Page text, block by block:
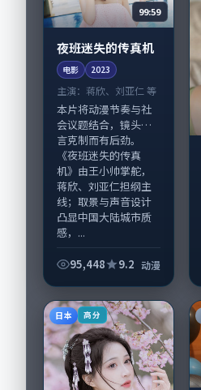
99:59
夜班迷失的传真机
电影 2023
主演： 蒋欣、刘亚仁 等
本片将动漫节奏与社
会议题结合，镜头语
言克制而有后劲。
《夜班迷失的传真
机》由王小帅掌舵，
蒋欣、刘亚仁担纲主
线；取景与声音设计
凸显中国大陆城市质
感，...
95,448 9.2 动漫
日本 高分